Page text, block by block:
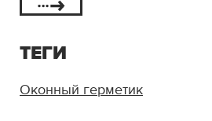
ТЕГИ
Оконный герметик